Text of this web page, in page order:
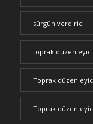
sürgün verdirici
toprak düzenleyici
Toprak
Toprak